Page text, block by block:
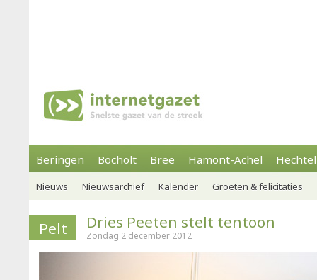
Beringen Bocholt Bree Hamont-Achel
Nieuws Nieuwsarchief Kalender Groeten & felicitaties
Pelt Dries Peeten stelt tentoon
Zondag 2 december 2012